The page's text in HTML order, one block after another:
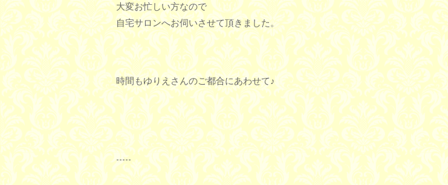
大変お忙しい方なので
自宅サロンへお伺いさせて頂きました。
時間もゆりえさんのご都合にあわせて♪
-----